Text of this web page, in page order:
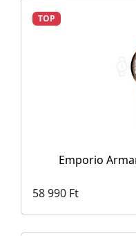
TOP
Emporio
58 990 Ft